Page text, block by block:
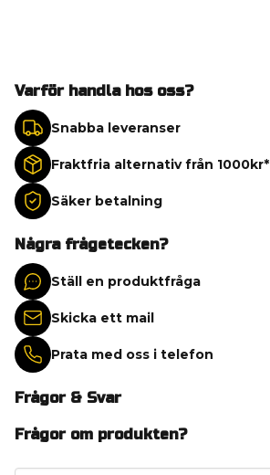
Varför handla hos oss?
Snabba leveranser
Fraktfria alternativ från 1000kr*
Säker betalning
Några frågetecken?
Ställ en produktfråga
Skicka ett mail
Prata med oss i telefon
Frågor & Svar
Frågor om produkten?